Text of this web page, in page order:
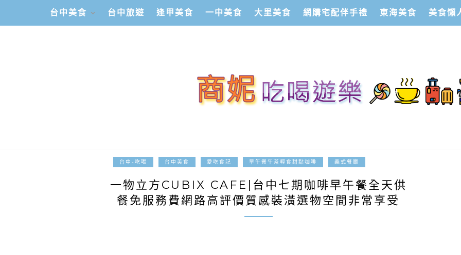
台中美食 台中旅遊 逢甲美食 一中美食 大里美食 網購宅配伴手禮 東海美食 美食懶
台中-吃喝 台中美食 愛吃食記 早午餐午茶輕食甜點咖啡 義式餐廳
一物立方CUBIX CAFE|台中七期咖啡早午餐全天供
餐免服務費網路高評價質感裝潢選物空間非常享受